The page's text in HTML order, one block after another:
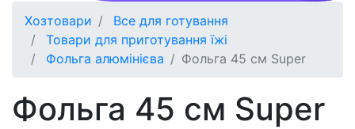
Хозтовари
Все для готування
Товари для приготування їжі
Фольга алюмінієва
Фольга 45 см Super
Фольга 45 см Super